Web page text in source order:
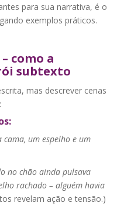
para sua narrativa, é o
exemplos práticos.
como a
subtexto
mas descrever cenas
um espelho e um
no chão ainda pulsava
rachado – alguém havia
revelam ação e tensão.)